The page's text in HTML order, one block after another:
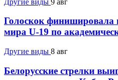
Голоскок финишировала
мира U-19 по
Другие виды 8 авг
Белорусские стрелки